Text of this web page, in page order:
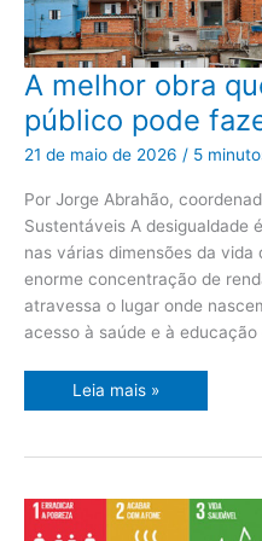
A melhor obra
público pode
21 de maio de 2026 / 5
Por Jorge Abrahão,
Sustentáveis A desigualdade
nas várias dimensões da vida
enorme concentração de
atravessa o lugar onde
acesso à saúde e à
A
melhor
obra
que
um
gestor
público
fazer
Leia mais »